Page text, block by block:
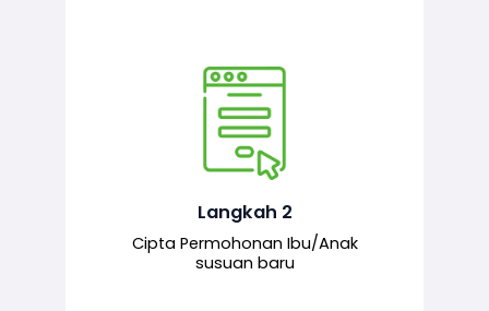
Langkah 2
Cipta Permohonan Ibu/Anak
susuan baru
Pemohon mengisi borang
permohonan bagi pendaftaran
baharu melalui sistem.